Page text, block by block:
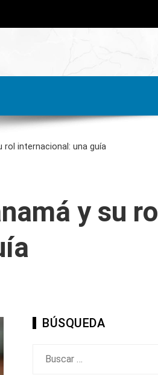
rol internacional: una guía
y su rol
BÚSQUEDA